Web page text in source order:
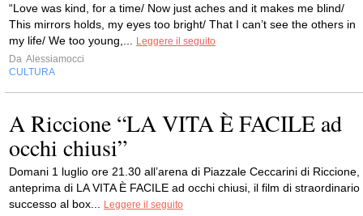
“Love was kind, for a time/ Now just aches and it makes me blind/
This mirrors holds, my eyes too bright/ That I can’t see the others in
my life/ We too young,...
Leggere il seguito
Da Alessiamocci
CULTURA
A Riccione “LA VITA È FACILE ad
occhi chiusi”
Domani 1 luglio ore 21.30 all’arena di Piazzale Ceccarini di Riccione,
anteprima di LA VITA È FACILE ad occhi chiusi, il film di straordinario
successo al box...
Leggere il seguito